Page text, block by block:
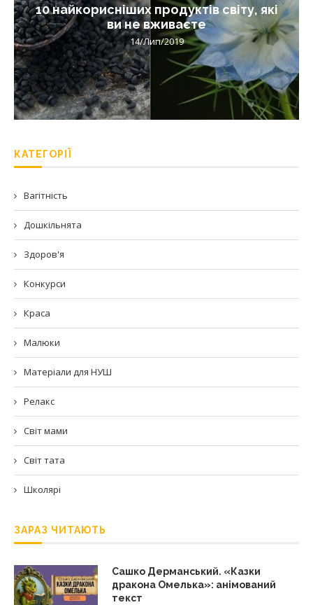
10 найкорисніших продуктів світу, які
ви не вживаєте
14/Лип/2019
КАТЕГОРІЇ
Вагітність
Дошкільнята
Здоров'я
Конкурси
Краса
Малюки
Матеріали для НУШ
Релакс
Світ мами
Світ тата
Школярі
ЗАРАЗ ЧИТАЮТЬ
Сашко Дерманський. «Казки
дракона Омелька»: анімований
текст